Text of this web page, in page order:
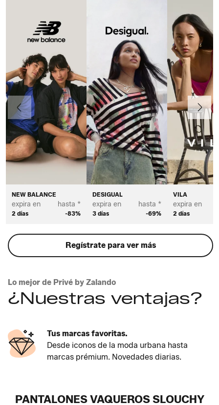
NEW BALANCE
expira en
2 días
hasta *
-83%
DESIGUAL
expira en
3 días
hasta *
-69%
VILA
expira en
2 días
Anteriormente
Regístrate para ver más
Lo mejor de Privé by Zalando
¿Nuestras ventajas?
Tus marcas favoritas.
Desde iconos de la moda urbana hasta
marcas prémium. Novedades diarias.
PANTALONES VAQUEROS SLOUCHY